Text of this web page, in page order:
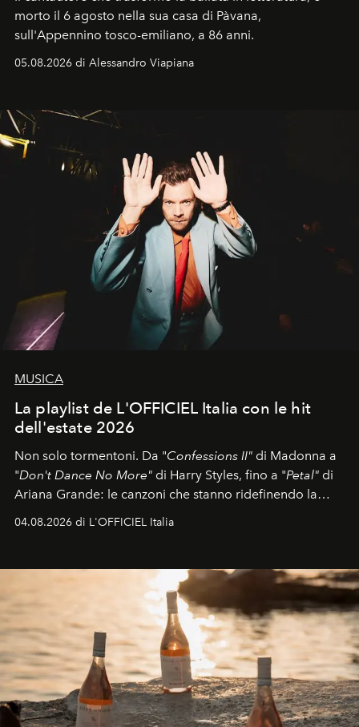
morto il 6 agosto nella sua casa di Pàvana,
sull'Appennino tosco-emiliano, a 86 anni.
05.08.2026 di Alessandro Viapiana
MUSICA
La playlist de L'OFFICIEL Italia con le hit
dell'estate 2026
Non solo tormentoni. Da "Confessions II" di Madonna a
"Don't Dance No More" di Harry Styles, fino a "Petal" di
Ariana Grande: le canzoni che stanno ridefinendo la
colonna sonora della stagione.
04.08.2026 di L'OFFICIEL Italia